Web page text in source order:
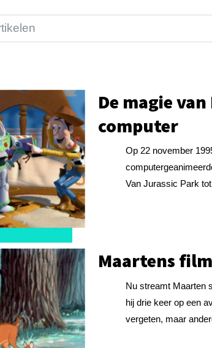
De magie
computer
Op 22 november
Van Jurassic Park
Maartens
Nu streamt Maarten
hij drie keer op een
vergeten, maar